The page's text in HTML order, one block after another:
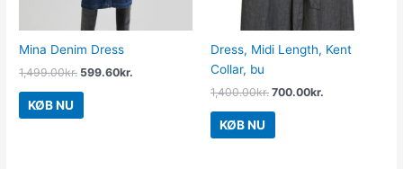
Mina Denim Dress
1,499.00kr. 599.60kr.
KØB NU
Dress, Midi Length, Kent
Collar, bu
1,400.00kr. 700.00kr.
KØB NU